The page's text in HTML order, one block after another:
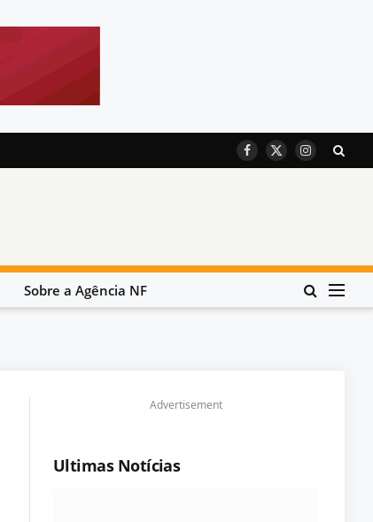
Facebook
X
Instagram
Sobre a Agência NF
Advertisement
Ultimas Notícias